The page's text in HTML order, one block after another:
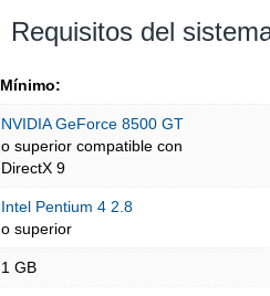
Requisitos del
Mínimo:
NVIDIA GeForce 8500 GT
o superior compatible con
DirectX 9
Intel Pentium 4 2.8
o superior
1 GB